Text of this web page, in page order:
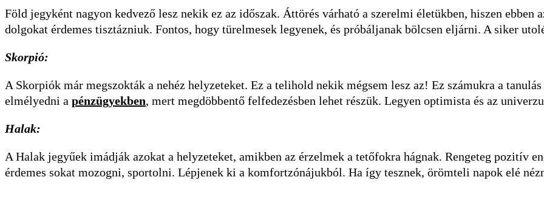
Föld jegyként nagyon kedvező lesz nekik ez az időszak. Áttörés várható a szerelmi életükben, hiszen
dolgokat érdemes tisztázniuk. Fontos, hogy türelmesek legyenek, és próbáljanak bölcsen eljárni. A siker
Skorpió:
A Skorpiók már megszokták a nehéz helyzeteket. Ez a telihold nekik mégsem lesz az! Ez számukra a
elmélyedni a pénzügyekben, mert megdöbbentő felfedezésben lehet részük. Legyen optimista és az
Halak:
A Halak jegyűek imádják azokat a helyzeteket, amikben az érzelmek a tetőfokra hágnak. Rengeteg pozitív
érdemes sokat mozogni, sportolni. Lépjenek ki a komfortzónájukból. Ha így tesznek, örömteli napok elé